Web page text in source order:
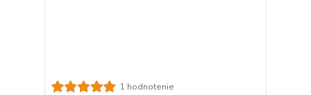
1 hodnotenie